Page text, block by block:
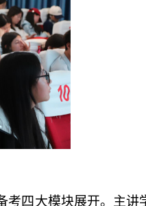
考四大模块展开。主讲